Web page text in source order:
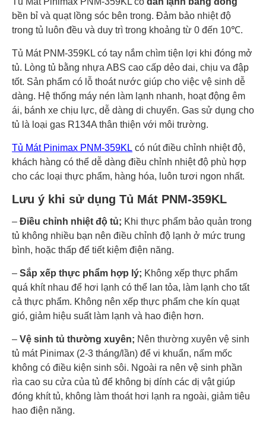
bền bỉ và quạt lồng sóc bên trong. Đảm bảo nhiệt độ
trong tủ luôn đều và duy trì trong khoảng từ 0 đến 10℃.
Tủ Mát PNM-359KL có tay nắm chìm tiện lợi khi đóng mở
tủ. Lòng tủ bằng nhựa ABS cao cấp dẻo dai, chịu va đập
tốt. Sản phẩm có lỗ thoát nước giúp cho việc vệ sinh dễ
dàng. Hệ thống máy nén làm lạnh nhanh, hoạt động êm
ái, bánh xe chịu lực, dễ dàng di chuyển. Gas sử dụng cho
tủ là loại gas R134A thân thiện với môi trường.
Tủ Mát Pinimax PNM-359KL có nút điều chỉnh nhiệt độ,
khách hàng có thể dễ dàng điều chỉnh nhiệt độ phù hợp
cho các loại thực phẩm, hàng hóa, luôn tươi ngon nhất.
Lưu ý khi sử dụng Tủ Mát PNM-359KL
– Điều chỉnh nhiệt độ tủ; Khi thực phẩm bảo quản trong
tủ không nhiều bạn nên điều chỉnh độ lạnh ở mức trung
bình, hoặc thấp để tiết kiệm điện năng.
– Sắp xếp thực phẩm hợp lý; Không xếp thực phẩm
quá khít nhau để hơi lạnh có thể lan tỏa, làm lạnh cho tất
cả thực phẩm. Không nên xếp thực phẩm che kín quạt
gió, giảm hiệu suất làm lạnh và hao điện hơn.
– Vệ sinh tủ thường xuyên; Nên thường xuyên vệ sinh
tủ mát Pinimax (2-3 tháng/lần) để vi khuẩn, nấm mốc
không có điều kiện sinh sôi. Ngoài ra nên vệ sinh phần
rìa cao su cửa của tủ để không bị dính các dị vật giúp
đóng khít tủ, không làm thoát hơi lạnh ra ngoài, giảm tiêu
hao điện năng.